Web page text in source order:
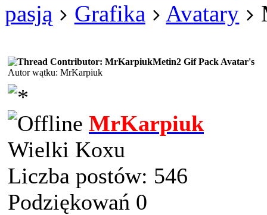
pasją
Grafika Avatary
Metin2 Gif Pack Avatar's
Autor wątku: MrKarpiuk
MrKarpiuk
Wielki Koxu
Liczba postów: 546
Podziękowań 0